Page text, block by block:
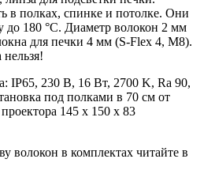
в полках, спинке и потолке. Они
до 180 °C. Диаметр волокон 2 мм
для печки 4 мм (S-Flex 4, M8).
IP65, 230 В, 16 Вт, 2700 K, Ra 90,
под полками в 70 см от
145 x 150 x 83
волокон в комплектах читайте в